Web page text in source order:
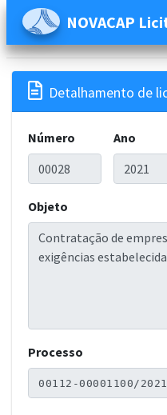
NOVACAP
 Detalhamento de
Número Ano
Objeto
Processo